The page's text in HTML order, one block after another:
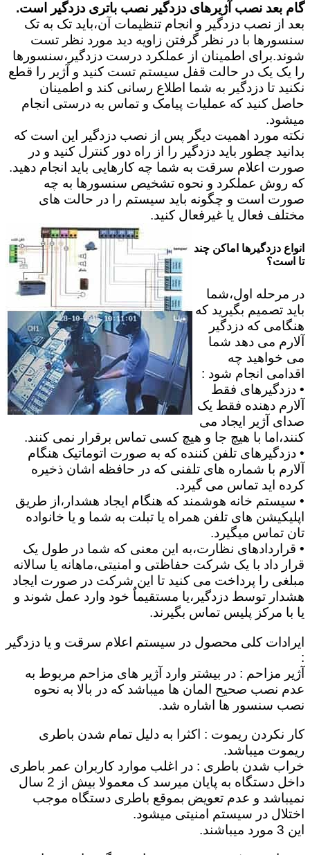
گام بعد نصب آژیرهای دزدگیر نصب باتری دزدگیر است.
بعد از نصب دزدگیر و انجام تنظیمات آن،باید تک به تک
سنسورها با در نظر گرفتن زاویه دید مورد نظر تست
شوند.برای اطمینان از عملکرد درست دزدگیر،سنسورها
را یک یک در حالت قفل سیستم تست کنید و آژیر را قطع
نکنید تا دزدگیر به شما اطلاع رسانی کند و اطمینان
حاصل کنید که عملیات پیامک و تماس به درستی انجام
میشود.
نکته مورد اهمیت دیگر پس از نصب دزدگیر این است که
بدانید چطور باید دزدگیر را از راه دور کنترل کنید و در
صورت اعلام سرقت به شما چه کارهایی باید انجام دهید.
که روش عملکرد و نحوه تشخیص سنسورها به چه
صورت است و چگونه باید سیستم را در حالت های
مختلف فعال یا غیرفعال کنید.
انواع دزدگیرها اماکن چند
تا است؟
در مرحله اول،شما
باید تصمیم بگیرید که
هنگامی که دزدگیر
آلارم می دهد شما
می خواهید چه
اقدامی انجام شود :
• دزدگیرهای فقط
آلارم دهنده فقط یک
صدای آژیر ایجاد می
کنند،اما با هیچ جا و هیچ کسی تماس برقرار نمی کنند.
• دزدگیرهای تلفن کننده که به صورت اتوماتیک هنگام
آلارم با شماره های تلفنی که در حافظه اشان ذخیره
کرده اید تماس می گیرد.
• سیستم خانه هوشمند که هنگام ایجاد هشدار،از طریق
اپلیکیشن های تلفن همراه یا تبلت به شما و یا خانواده
تان تماس میگیرد.
• قراردادهای نظارت،به این معنی که شما در طول یک
قرار داد با یک شرکت حفاظتی و امنیتی،ماهانه یا سالانه
مبلغی را پرداخت می کنید تا این شرکت در صورت ایجاد
هشدار توسط دزدگیر،یا مستقیماٌ خود وارد عمل شوند و
یا با مرکز پلیس تماس بگیرند.
ایرادات کلی محصول در سیستم اعلام سرقت و یا دزدگیر
:
آژیر مزاحم : در بیشتر وارد آژیر های مزاحم مربوط به
عدم نصب صحیح المان ها میباشد که در بالا به نحوه
نصب سنسور ها اشاره شد.
کار نکردن ریموت : اکثرا به دلیل تمام شدن باطری
ریموت میباشد.
خراب شدن باطری : در اغلب موارد کاربران عمر باطری
داخل دستگاه به پایان میرسد ک معمولا بیش از 2 سال
نمیباشد و عدم تعویض بموقع باطری دستگاه موجب
اختلال در سیستم امنیتی میشود.
این 3 مورد میباشند.